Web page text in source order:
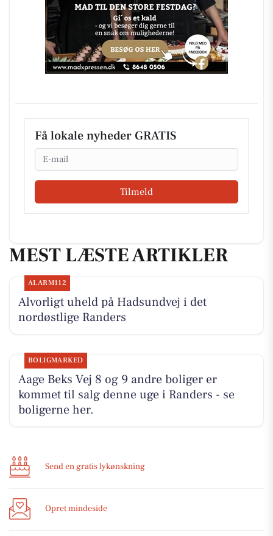
Få lokale nyheder GRATIS
Email
Tilmeld
MEST LÆSTE ARTIKLER
ALARM112
Alvorligt uheld på Hadsundvej i det
nordøstlige Randers
BOLIGMARKED
Aage Beks Vej 8 og 9 andre boliger er
kommet til salg denne uge i Randers - se
boligerne her.
Send en gratis lykønskning
Opret mindeside